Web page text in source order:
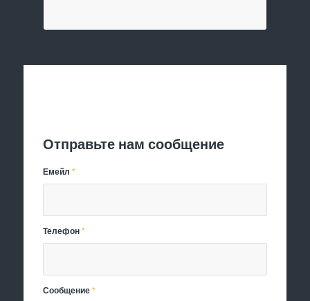
Отправьте нам сообщение
Емейл*
Телефон*
Сообщение*